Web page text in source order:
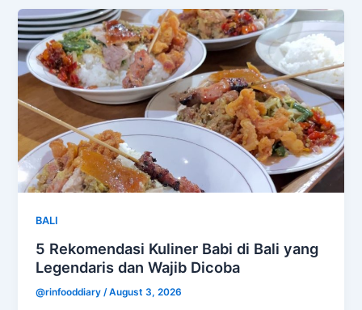
BALI
5 Rekomendasi Kuliner Babi di Bali yang
Legendaris dan Wajib Dicoba
@rinfooddiary /August 3, 2026